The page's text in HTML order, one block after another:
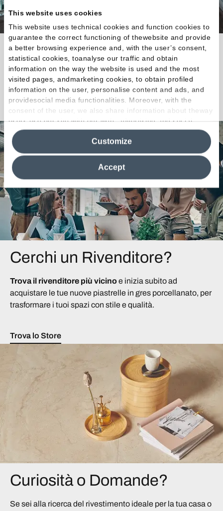
This website uses cookies
This website uses technical cookies and function cookies to
guarantee the correct functioning of thewebsite and provide
a better browsing experience and, with the user’s consent,
statistical cookies, toanalyse our traffic and obtain
information on the way the website is used and the most
visited pages, andmarketing cookies, to obtain profiled
information on the user, personalise content and ads, and
providesocial media functionalities. Moreover, with the
consent of the user, we also share information about theway
users use our site with our web, advertising and social
media analytics partners, who may combine itwith other
information in their possession. By closing this banner,
clicking on "Reject", it will be possible tocontinue browsing
the site after installing only technical cookies. For more
information see the
Cookie Policy
Accept
Customize
Naturale matericità per ogni esigenza
architettonica.
Scopri la Collezione
Cerchi un Rivenditore?
Trova il rivenditore più vicinoe inizia subito ad
acquistare le tue nuove piastrelle in gres porcellanato, per
trasformare i tuoi spazi con stile e qualità.
Trova lo Store
Curiosità o Domande?
Se sei alla ricerca del rivestimento ideale per la tua casa o